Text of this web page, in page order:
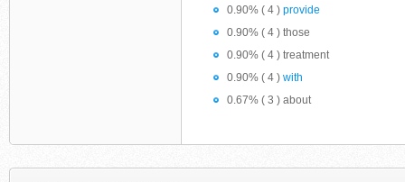
0.90% ( 4 ) provide
0.90% ( 4 ) those
0.90% ( 4 ) treatment
0.90% ( 4 ) with
0.67% ( 3 ) about